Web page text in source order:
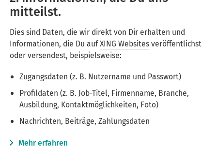
mitteilst.
Dies sind Daten, die wir direkt von Dir erhalten und
Informationen, die Du aufXING Websitesveröffentlichst
oder versendest, beispielsweise:
Zugangsdaten (z. B. Nutzername und Passwort)
Profildaten (z. B. Job-Titel, Firmenname, Branche,
Ausbildung, Kontaktmöglichkeiten, Foto)
Nachrichten, Beiträge, Zahlungsdaten
Mehr erfahren